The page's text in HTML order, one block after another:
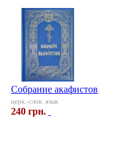
Собрание акафистов
церк.-слов. язык
240 грн.